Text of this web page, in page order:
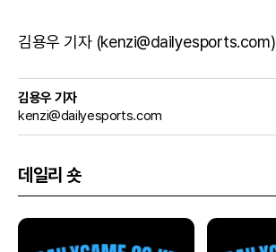
김용우 기자 (kenzi@dailyesports.com)
김용우 기자
kenzi@dailyesports.com
데일리 숏